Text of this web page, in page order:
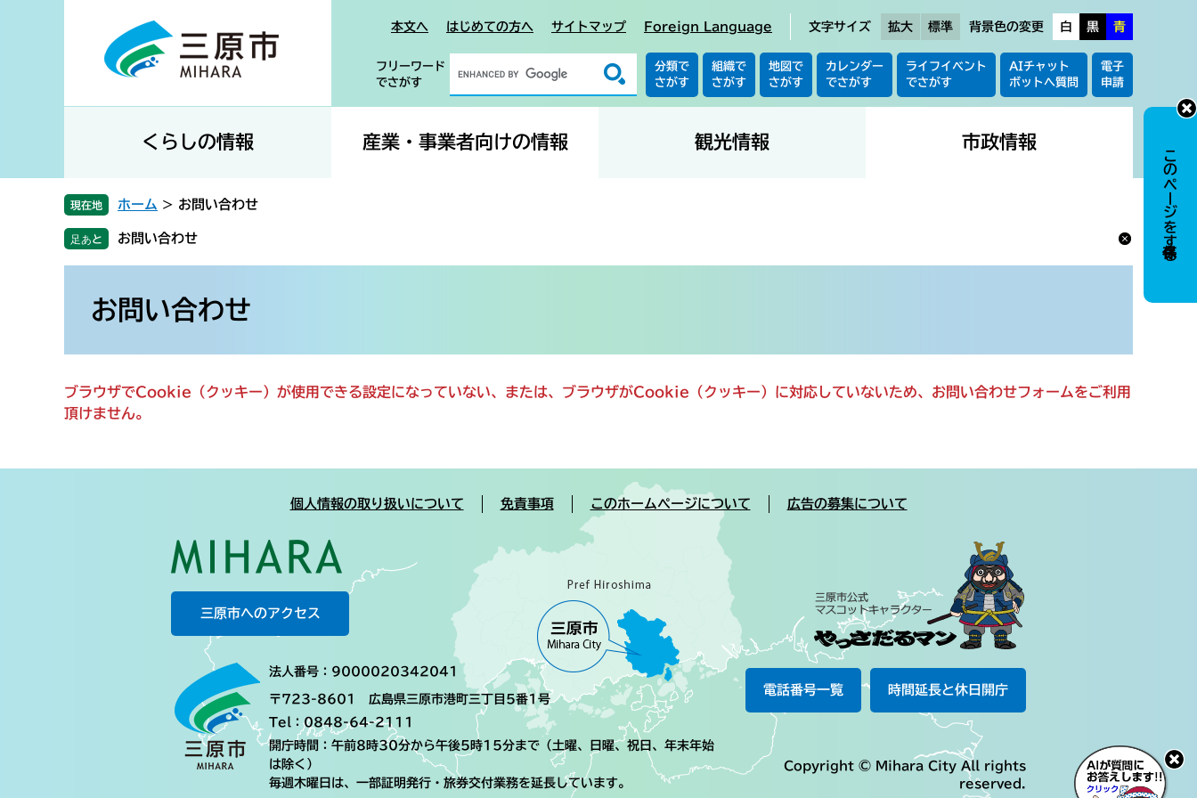
。
て
本文へ はじめての方へ サイトマップ Foreign Language 文字サイズ 拡大 標準 背景色の変更 白 黒 青
フリーワード
でさがす
分類で
さがす
組織で
さがす
地図で
さがす
カレンダー
でさがす
ライフイベント
でさがす
AIチャット
ボットへ質問
電子
申請
くらしの情報 産業・事業者向けの情報 観光情報 市政情報
現在地 ホーム > お問い合わせ
お問い合わせ
お問い合わせ
ブラウザでCookie（クッキー）が使用できる設定になっていない、または、ブラウザがCookie（クッキー）に対応していないため、お問い合わせフォームをご利用
頂けません。
個人情報の取り扱いについて 免責事項 このホームページについて 広告の募集について
三原市へのアクセス
法人番号：9000020342041
〒723-8601 広島県三原市港町三丁目5番1号
Tel：0848-64-2111
開庁時間：午前8時30分から午後5時15分まで（土曜、日曜、祝日、年末年始
は除く）
毎週木曜日は、一部証明発行・旅券交付業務を延長しています。
電話番号一覧 時間延長と休日開庁
Copyright © Mihara City All rights
reserved.
このページを保存する